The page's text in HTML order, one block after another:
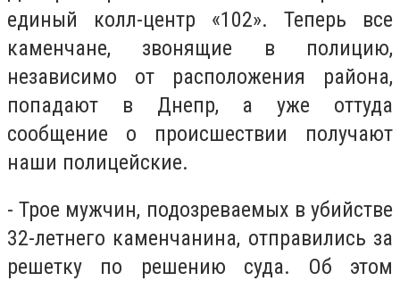
единый колл-центр «102». Теперь все
каменчане, звонящие в полицию,
независимо от расположения района,
попадают в Днепр, а уже оттуда
сообщение о происшествии получают
наши полицейские.
- Трое мужчин, подозреваемых в убийстве
32-летнего каменчанина, отправились за
решетку по решению суда. Об этом